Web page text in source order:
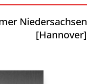
Niedersachsen
[Hannover]